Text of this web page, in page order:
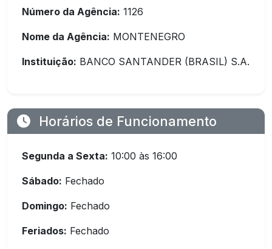
Número da Agência: 1126
Nome da Agência: MONTENEGRO
Instituição: BANCO SANTANDER (BRASIL) S.A.
Horários de Funcionamento
Segunda a Sexta: 10:00 às 16:00
Sábado: Fechado
Domingo: Fechado
Feriados: Fechado